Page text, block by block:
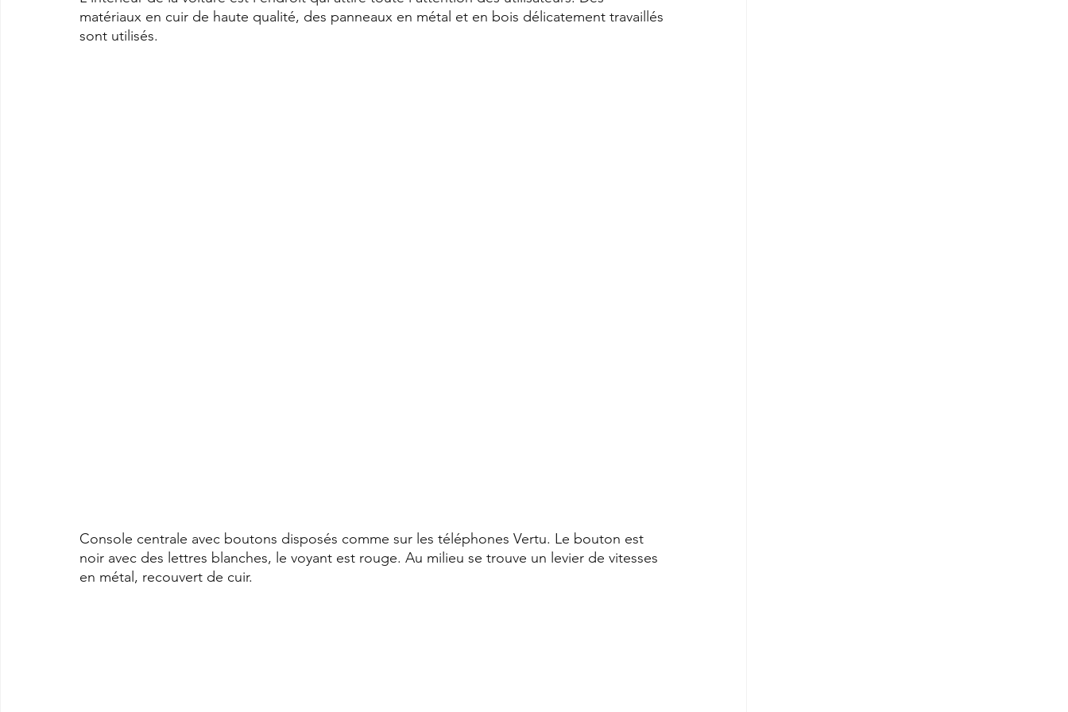
matériaux en cuir de haute qualité, des panneaux en métal et en bois délicatement travaillés
sont utilisés.
Console centrale avec boutons disposés comme sur les téléphones Vertu. Le bouton est
noir avec des lettres blanches, le voyant est rouge. Au milieu se trouve un levier de vitesses
en métal, recouvert de cuir.